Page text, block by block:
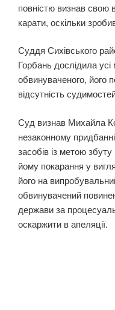
повністю визнав свою
карати, оскільки
Суддя Сихівського
Горбань дослідила
обвинуваченого, його
відсутність
Суд визнав Михайла
незаконному
засобів із метою
йому покарання у
його на
обвинувачений
держави за
оскаржити в апеляції.